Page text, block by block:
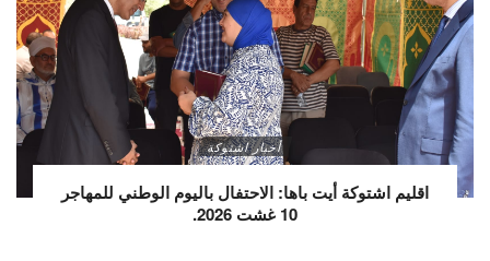
أخبار اشتوكة
اقليم اشتوكة أيت باها: الاحتفال باليوم الوطني للمهاجر
10 غشت 2026.